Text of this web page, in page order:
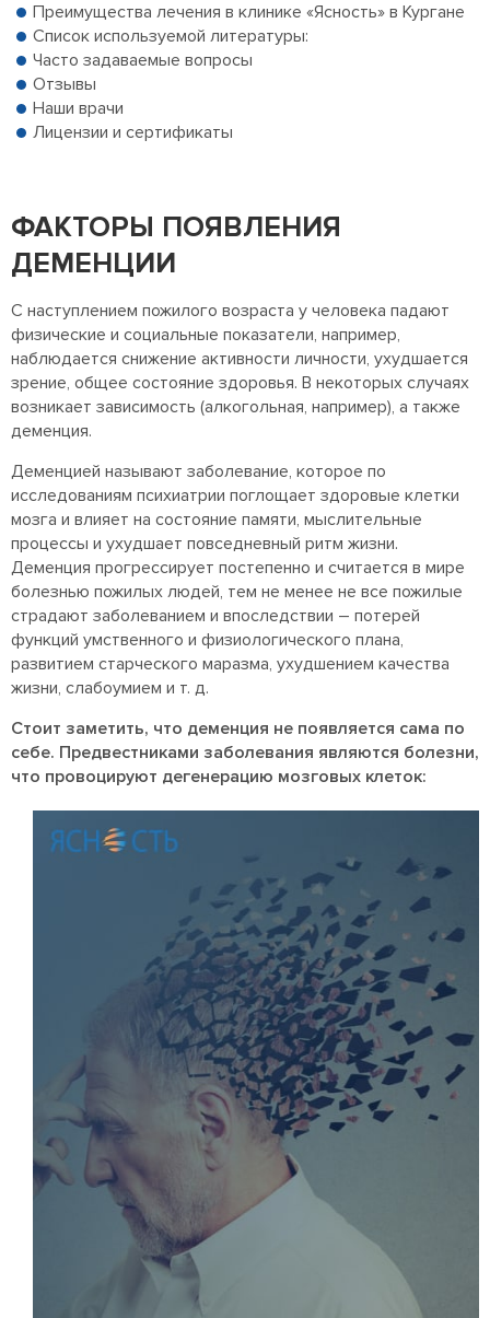
Преимущества лечения в клинике «Ясность» в Кургане
Список используемой литературы:
Часто задаваемые вопросы
Отзывы
Наши врачи
Лицензии и сертификаты
ФАКТОРЫ ПОЯВЛЕНИЯ
ДЕМЕНЦИИ
С наступлением пожилого возраста у человека падают
физические и социальные показатели, например,
наблюдается снижение активности личности, ухудшается
зрение, общее состояние здоровья. В некоторых случаях
возникает зависимость (алкогольная, например), а также
деменция.
Деменцией называют заболевание, которое по
исследованиям психиатрии поглощает здоровые клетки
мозга и влияет на состояние памяти, мыслительные
процессы и ухудшает повседневный ритм жизни.
Деменция прогрессирует постепенно и считается в мире
болезнью пожилых людей, тем не менее не все пожилые
страдают заболеванием и впоследствии – потерей
функций умственного и физиологического плана,
развитием старческого маразма, ухудшением качества
жизни, слабоумием и т. д.
Стоит заметить, что деменция не появляется сама по
себе. Предвестниками заболевания являются болезни,
что провоцируют дегенерацию мозговых клеток: